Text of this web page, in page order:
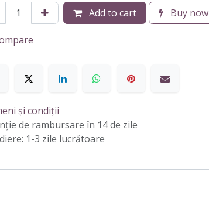
Add to cart Buy now
și condiții
de rambursare în 14 de zile
1-3 zile lucrătoare